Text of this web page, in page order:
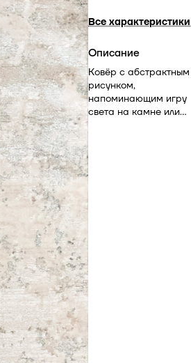
Все характеристики
Описание
Ковёр с абстрактным
рисунком,
напоминающим игру
света на камне или